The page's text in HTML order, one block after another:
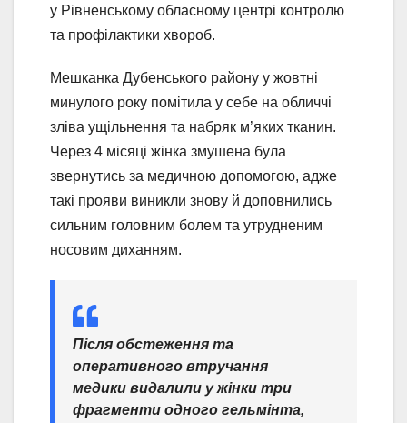
у Рівненському обласному центрі контролю
та профілактики хвороб.
Мешканка Дубенського району у жовтні
минулого року помітила у себе на обличчі
зліва ущільнення та набряк м’яких тканин.
Через 4 місяці жінка змушена була
звернутись за медичною допомогою, адже
такі прояви виникли знову й доповнились
сильним головним болем та утрудненим
носовим диханням.
Після обстеження та
оперативного втручання
медики видалили у жінки три
фрагменти одного гельмінта,